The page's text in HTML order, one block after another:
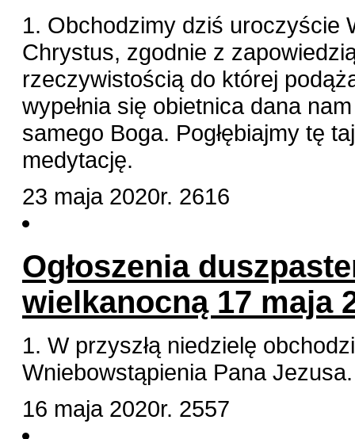
1. Obchodzimy dziś uroczyście
Chrystus, zgodnie z
rzeczywistością do której
wypełnia się obietnica dana
samego Boga. Pogłębiajmy tę
medytację.
23 maja 2020r. 2616
Ogłoszenia
wielkanocną 17 maja
1. W przyszłą niedzielę
Wniebowstąpienia Pana
16 maja 2020r. 2557